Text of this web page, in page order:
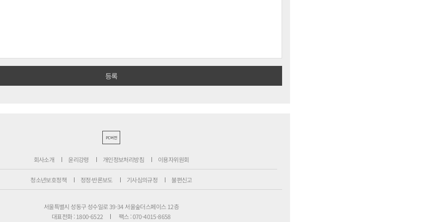
PC버전
회사소개 윤리강령 개인정보처리방침 이용자위원회
청소년보호정책 정정·반론보도 기사심의규정 불편신고
서울특별시 성동구 성수일로 39-34 서울숲더스페이스 12층
대표전화 : 1800-6522
팩스 : 070-4015-8658